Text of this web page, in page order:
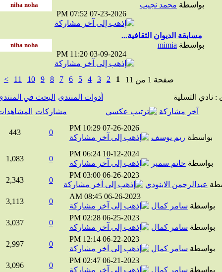
بواسطةمحمد نجيب
07-23-2026
07:52 PM
مسابقة الديوان الثقافية...
بواسطةmimia
03-09-2024
11:20 PM
صفحة 1 من 11 1
2
3
4
5
6
7
8
9
10
11
>
التسلية أدوات المنتدى البحث في المنتدى
آخر مشاركة
مشاركات المشاهدات
07-26-2026
10:29 PM
بواسطةريم يوسف
443
10-12-2024
06:24 PM
حاتم سمير
1,083
06-26-2023
03:00 PM
عبدالرحمن الابنودي
2,343
06-26-2023
08:45 AM
سامر كمال
3,113
06-25-2023
02:28 PM
سامر كمال
3,037
06-22-2023
12:14 PM
سامر كمال
2,997
06-21-2023
02:47 PM
سامر كمال
3,096